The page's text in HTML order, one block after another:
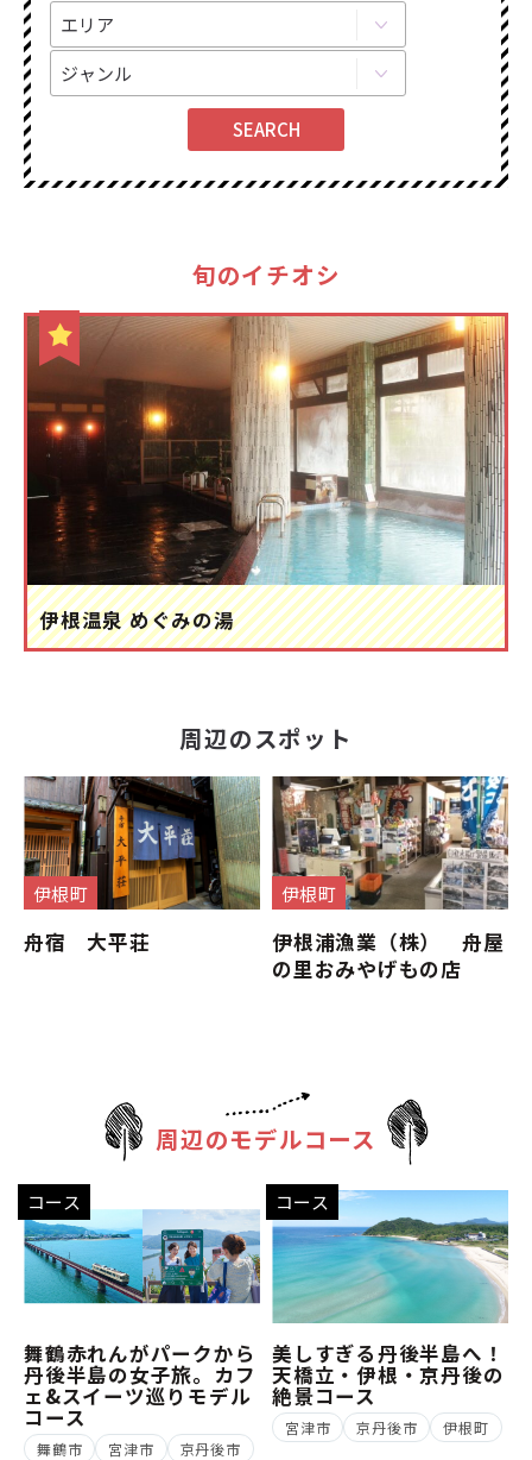
旬のイチオシ
伊根温泉 めぐみの湯
周辺のスポット
伊根町
舟宿 大平荘
伊根町
伊根浦漁業（株） 舟屋
の里おみやげもの店
周辺のモデルコース
コース
舞鶴赤れんがパークから
丹後半島の女子旅。カフ
ェ&スイーツ巡りモデル
コース
舞鶴市 宮津市
京丹後市
コース
美しすぎる丹後半島へ！
天橋立・伊根・京丹後の
絶景コース
宮津市 京丹後市 伊根町